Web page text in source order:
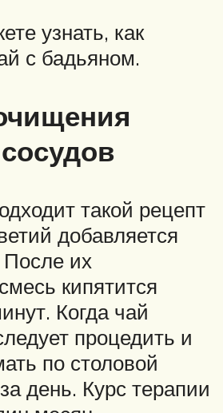
узнать, как
с бадьяном.
такой рецепт
добавляется
их
кипятится
Когда чай
процедить и
по столовой
день. Курс терапии